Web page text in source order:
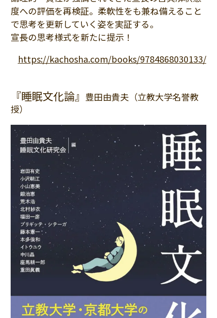
度への評価を再検証。柔軟性をも兼ね備えること
で思考を更新していく姿を実証する。
宣長の思考様式を新たに提示！
https://kachosha.com/books/9784868030133/
『睡眠文化論』 豊田由貴夫（立教大学名誉教
授）